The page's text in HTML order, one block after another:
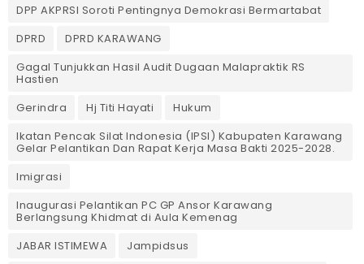
DPP AKPRSI Soroti Pentingnya Demokrasi Bermartabat
DPRD
DPRD KARAWANG
Gagal Tunjukkan Hasil Audit Dugaan Malapraktik RS
Hastien
Gerindra
Hj Titi Hayati
Hukum
Ikatan Pencak Silat Indonesia (IPSI) Kabupaten Karawang
Gelar Pelantikan Dan Rapat Kerja Masa Bakti 2025-2028.
Imigrasi
Inaugurasi Pelantikan PC GP Ansor Karawang
Berlangsung Khidmat di Aula Kemenag
JABAR ISTIMEWA
Jampidsus